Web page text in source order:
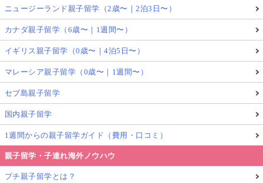
ニュージーランド親子留学（2歳〜｜2泊3日〜）
カナダ親子留学（6歳〜｜1週間〜）
イギリス親子留学（0歳〜｜4泊5日〜）
マレーシア親子留学（0歳〜｜1週間〜）
セブ島親子留学
国内親子留学
1週間からの親子留学ガイド（費用・口コミ）
親子留学・子連れ海外ノウハウ
プチ親子留学とは？